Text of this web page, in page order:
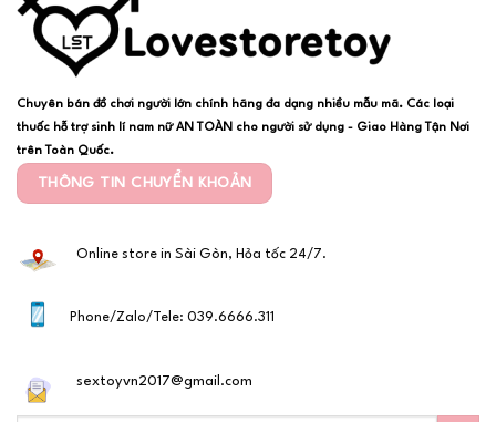
Chuyên bán đồ chơi người lớn chính hãng đa dạng nhiều mẫu mã. Các loại
thuốc hỗ trợ sinh lí nam nữ AN TOÀN cho người sử dụng - Giao Hàng Tận Nơi
trên Toàn Quốc.
THÔNG TIN CHUYỂN KHOẢN
Online store in Sài Gòn, Hỏa tốc 24/7.
Phone/Zalo/Tele: 039.6666.311
sextoyvn2017@gmail.com